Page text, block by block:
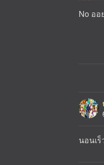
No ออ
นอนเ